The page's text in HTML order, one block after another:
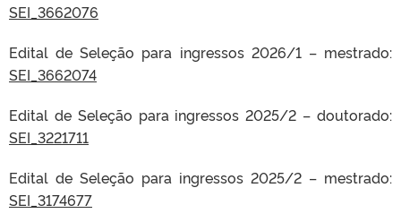
SEI_3662076
Edital de Seleção para ingressos 2026/1 – mestrado:
SEI_3662074
Edital de Seleção para ingressos 2025/2 – doutorado:
SEI_3221711
Edital de Seleção para ingressos 2025/2 – mestrado:
SEI_3174677